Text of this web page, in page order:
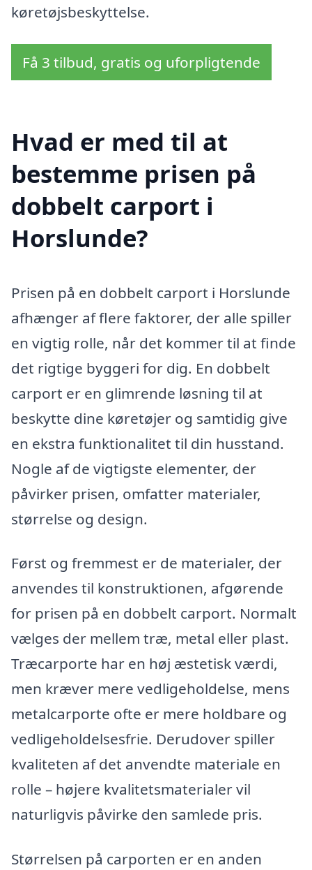
køretøjsbeskyttelse.
Få 3 tilbud, gratis og uforpligtende
Hvad er med til at
bestemme prisen på
dobbelt carport i
Horslunde?
Prisen på en dobbelt carport i Horslunde
afhænger af flere faktorer, der alle spiller
en vigtig rolle, når det kommer til at finde
det rigtige byggeri for dig. En dobbelt
carport er en glimrende løsning til at
beskytte dine køretøjer og samtidig give
en ekstra funktionalitet til din husstand.
Nogle af de vigtigste elementer, der
påvirker prisen, omfatter materialer,
størrelse og design.
Først og fremmest er de materialer, der
anvendes til konstruktionen, afgørende
for prisen på en dobbelt carport. Normalt
vælges der mellem træ, metal eller plast.
Træcarporte har en høj æstetisk værdi,
men kræver mere vedligeholdelse, mens
metalcarporte ofte er mere holdbare og
vedligeholdelsesfrie. Derudover spiller
kvaliteten af det anvendte materiale en
rolle – højere kvalitetsmaterialer vil
naturligvis påvirke den samlede pris.
Størrelsen på carporten er en anden